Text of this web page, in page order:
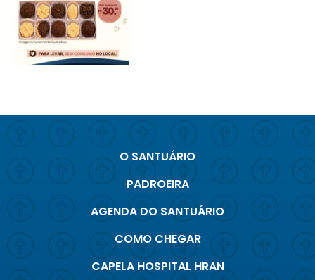
O SANTUÁRIO
PADROEIRA
AGENDA DO SANTUÁRIO
COMO CHEGAR
CAPELA HOSPITAL HRAN